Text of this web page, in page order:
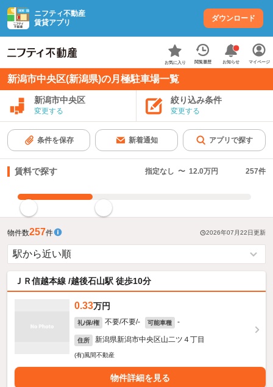
ニフティ不動産
賃貸アプリ
ダウンロード
お気に入り 閲覧履歴 お知らせ マイページ
新潟市中央区(新潟県)の月極駐車場一覧
新潟市中央区
変更する
絞り込み条件
変更する
条件を保存 新着通知 アプリで探す
賃料で探す 指定なし 〜 12.0万円 257件
物件数257件 2026年07月22日更新
ＪＲ信越本線 /越後石山駅 徒歩10分
0.33万円
礼/保/権 不要/不要/- 可能車種 -
住所 新潟県新潟市中央区山二ツ４丁目
(有)風間不動産
物件詳細を見る